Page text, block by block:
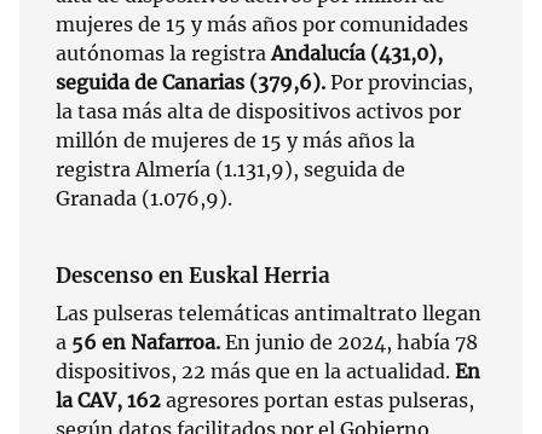
mujeres de 15 y más años por comunidades
autónomas la registraAndalucía (431,0),
seguida de Canarias (379,6). Por provincias,
la tasa más alta de dispositivos activos por
millón de mujeres de 15 y más años la
registra Almería (1.131,9), seguida de
Granada (1.076,9).
Descenso en Euskal Herria
Las pulseras telemáticas antimaltrato llegan
a 56 en Nafarroa. En junio de 2024, había 78
dispositivos, 22 más que en la actualidad. En
la CAV, 162 agresores portan estas pulseras,